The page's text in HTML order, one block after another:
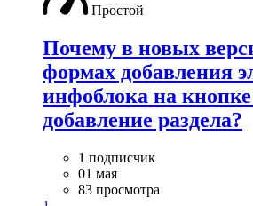
Простой
Почему в новых
формах добавления
инфоблока на кнопке
добавление раздела?
1 подписчик
01 мая
83 просмотра